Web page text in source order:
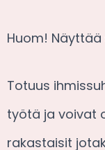
Huom! Näyttää
Totuus
työtä ja voivat
rakastaisit